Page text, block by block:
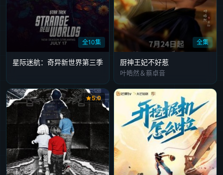
全10集
星际迷航：奇异新世界第三季
全集
厨神王妃不好惹
叶皓然＆蔡卓音
5.0